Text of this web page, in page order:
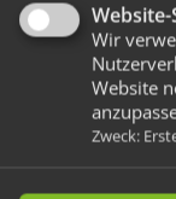
Wir
Website
Zweck: